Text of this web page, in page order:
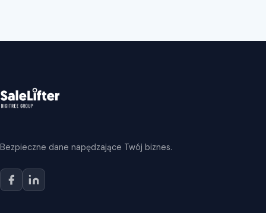
Bezpieczne dane napędzające Twój biznes.